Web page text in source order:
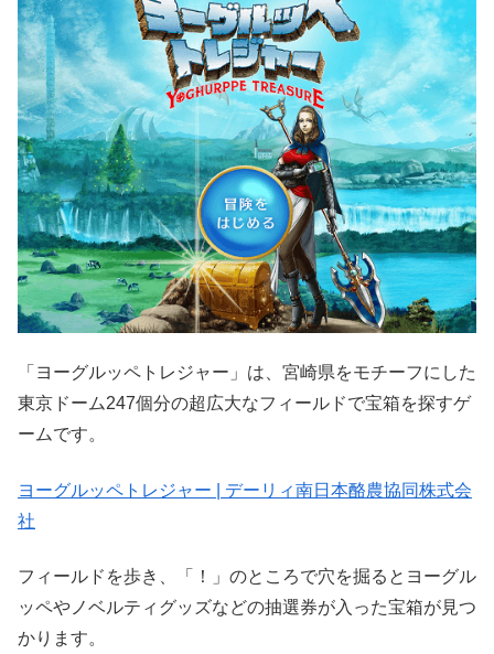
「ヨーグルッペトレジャー」は、宮崎県をモチーフにした
東京ドーム247個分の超広大なフィールドで宝箱を探すゲ
ームです。
ヨーグルッペトレジャー | デーリィ南日本酪農協同株式会
社
フィールドを歩き、「！」のところで穴を掘るとヨーグル
ッペやノベルティグッズなどの抽選券が入った宝箱が見つ
かります。